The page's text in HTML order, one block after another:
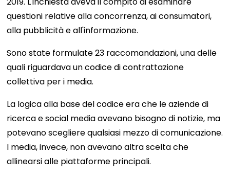
questioni relative alla concorrenza, ai consumatori,
alla pubblicità e all'informazione.
Sono state formulate 23 raccomandazioni, una delle
quali riguardava un codice di contrattazione
collettiva per i media.
La logica alla base del codice era che le aziende di
ricerca e social media avevano bisogno di notizie, ma
potevano scegliere qualsiasi mezzo di comunicazione.
I media, invece, non avevano altra scelta che
allinearsi alle piattaforme principali.